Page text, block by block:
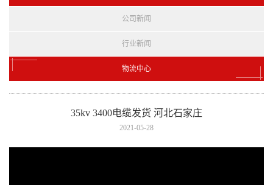
公司新闻
行业新闻
物流中心
35kv 3400电缆发货 河北石家庄
2021-05-28